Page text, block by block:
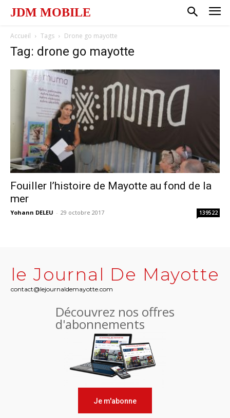
JDM MOBILE
Accueil Tags Drone go mayotte
Tag: drone go mayotte
Fouiller l’histoire de Mayotte au fond de la
mer
Yohann DELEU - 29 octobre 2017 139522
le Journal De Mayotte
contact@lejournaldemayotte.com
Découvrez nos offres
d'abonnements
Je m'abonne